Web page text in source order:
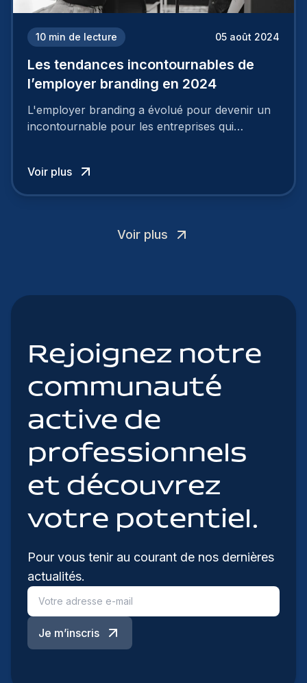
10 min de lecture 05 août 2024
Les tendances incontournables de
l’employer branding en 2024
L'employer branding a évolué pour devenir un
incontournable pour les entreprises qui
Voir plus
Voir plus
Rejoignez notre
communauté
active de
professionnels
et découvrez
votre potentiel.
Pour vous tenir au courant de nos dernières
actualités.
Je m’inscris